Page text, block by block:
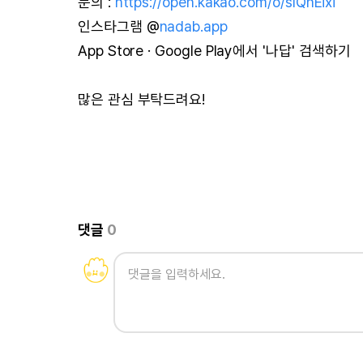
인스타그램 @nadab.app
App Store · Google Play에서 '나답' 검색하기
많은 관심 부탁드려요!
댓글 0